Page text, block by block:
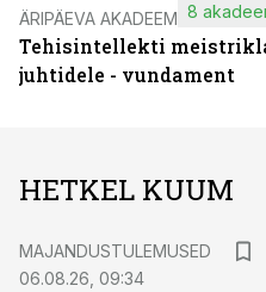
ÄRIPÄEVA AKADEEMIA
Tehisintellekti
juhtidele - vundament
8
HETKEL KUUM
MAJANDUSTULEMUSED
06.08.26, 09:34